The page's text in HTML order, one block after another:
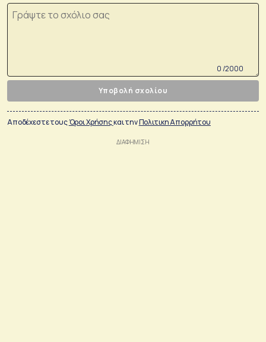
0 /2000
Υποβολή σχολίου
Αποδέχεστε τουςΌροι Χρήσηςκαι τηνΠολιτικη Απορρήτου